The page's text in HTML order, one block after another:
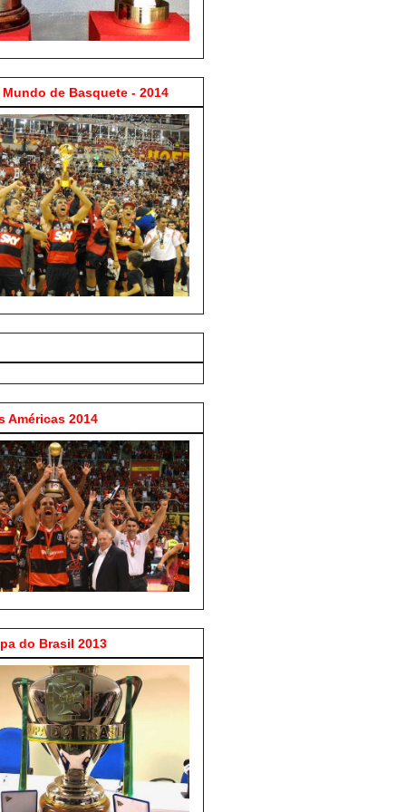
de Basquete - 2014
Américas 2014
do Brasil 2013